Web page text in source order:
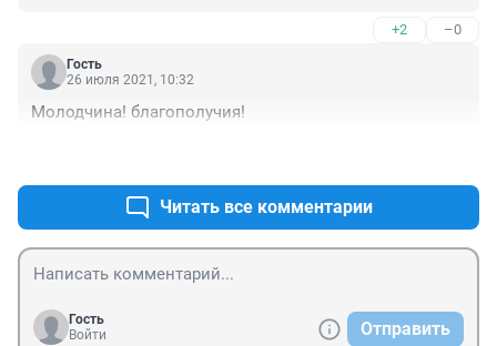
Всем любителям темы общепита рекомендую сайт
oficianty.com
лайнере сложно достичь самому.
+2 –0
Гость
26 июля 2021, 10:32
Молодчина! благополучия!
Читать все комментарии
Гость
Войти
Отправить